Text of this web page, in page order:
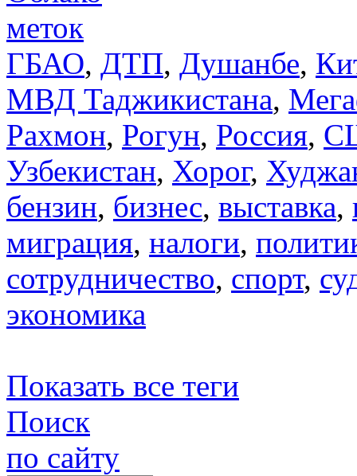
меток
ГБАО, ДТП, Душанбе,
МВД Таджикистана,
Рахмон, Рогун, Россия,
Узбекистан, Хорог,
бензин, бизнес, выставка,
миграция, налоги,
сотрудничество, спорт,
экономика
Показать все теги
Поиск
по сайту